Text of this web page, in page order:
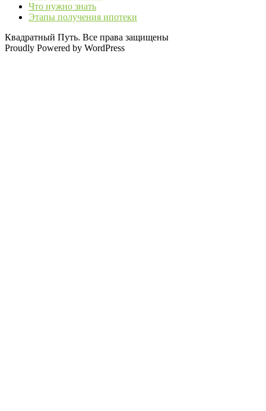
Что нужно знать
Этапы получения ипотеки
Квадратный Путь. Все права защищены
Proudly Powered by WordPress